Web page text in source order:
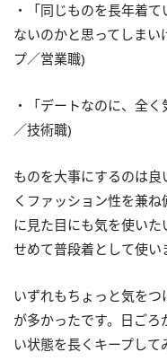
・「同じものを長年着
ないのかと思ってしま
プ／営業職)
・「デートなのに、全
／技術職)
ものを大事にするのは
くファッション性を兼
に見た目にも気を使いた
せめて普段着として使い
いずれもちょっと気を
が多かったです。日ご
い状態を長くキープして